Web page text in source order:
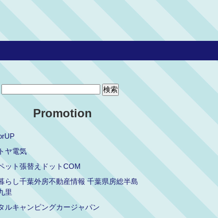
Promotion
ヤ電気
ット張替えドットCOM
らし千葉外房不動産情報 千葉県房総半島
里
ルキャンピングカージャパン